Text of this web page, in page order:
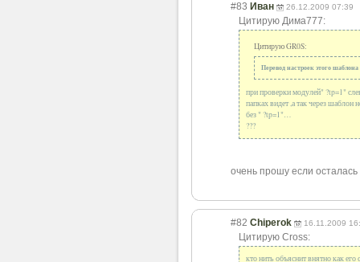
#83 Иван 26.12.2009 07:39
Цитирую Дима777:
Цитирую GR0S:
Перевод настроек этого шаблона
при проверки модулей" ?tp=1"
папках видет ,а так через шаблон
без " ?tp=1"…
???
очень прошу если осталась
#82 Chiperok 16.11.2009
Цитирую Cross:
кто нить объяснит внятно как его